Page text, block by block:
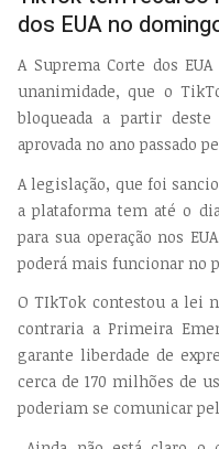
dos EUA no
A Suprema Corte dos
unanimidade, que o
bloqueada a partir
aprovada no ano passado
A legislação, que foi
a plataforma tem até o
para sua operação nos
poderá mais funcionar no
O TIkTok contestou a lei
contraria a Primeira
garante liberdade de
cerca de 170 milhões de
poderiam se comunicar